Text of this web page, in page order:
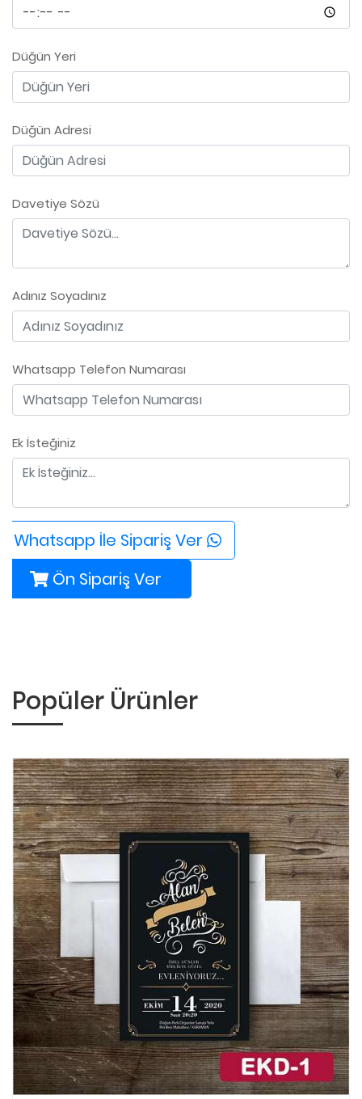
Düğün Yeri
Düğün Adresi
Davetiye Sözü
Adınız Soyadınız
Whatsapp Telefon Numarası
Ek İsteğiniz
Whatsapp İle Sipariş Ver
Ön Sipariş Ver
Popüler Ürünler